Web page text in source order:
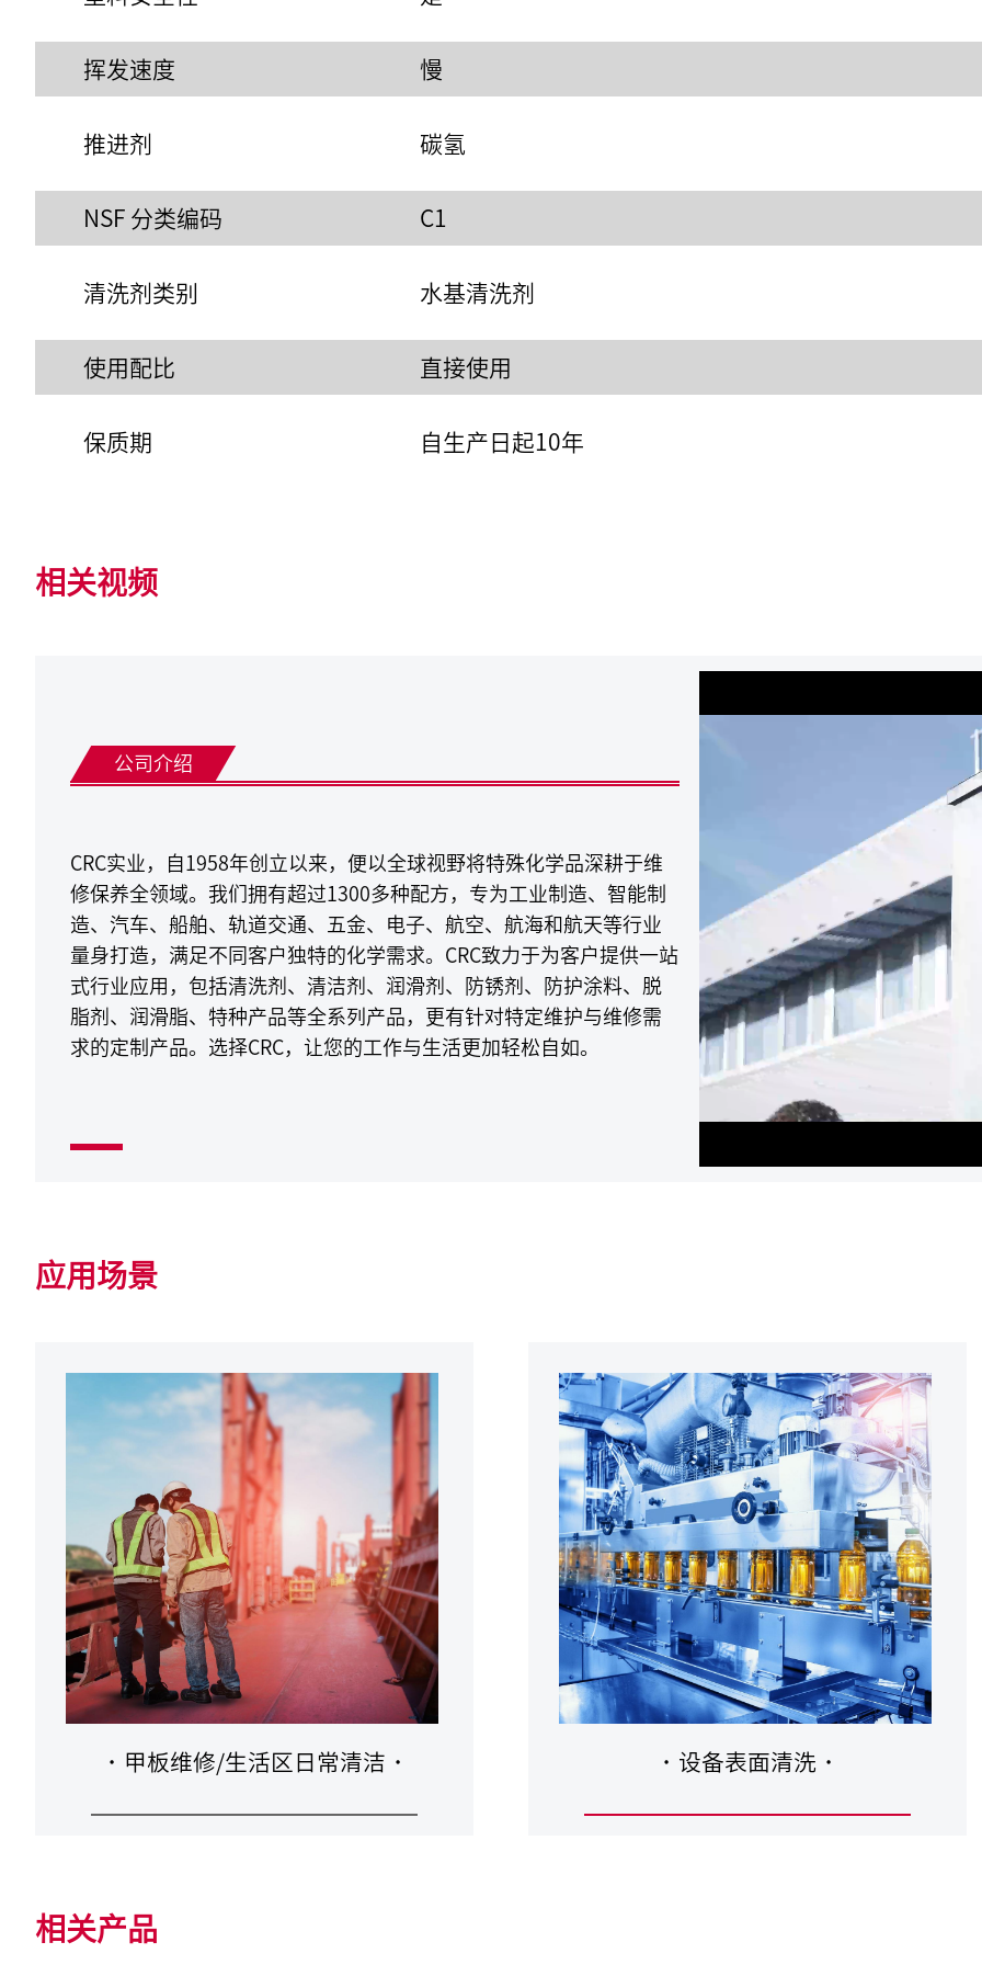
挥发速度 慢
推进剂 碳氢
NSF 分类编码 C1
清洗剂类别 水基清洗剂
使用配比 直接使用
保质期 自生产日起10年
相关视频
公司介绍
CRC实业，自1958年创立以来，便以全球视野将特殊化学品深耕于维
修保养全领域。我们拥有超过1300多种配方，专为工业制造、智能制
造、汽车、船舶、轨道交通、五金、电子、航空、航海和航天等行业
量身打造，满足不同客户独特的化学需求。CRC致力于为客户提供一站
式行业应用，包括清洗剂、清洁剂、润滑剂、防锈剂、防护涂料、脱
脂剂、润滑脂、特种产品等全系列产品，更有针对特定维护与维修需
求的定制产品。选择CRC，让您的工作与生活更加轻松自如。
应用场景
· 甲板维修/生活区日常清洁 · · 设备表面清洗 ·
相关产品